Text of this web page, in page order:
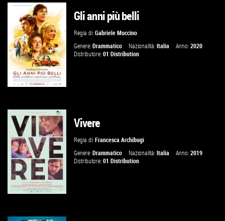
GUARDA IL TRAILER
VAI ALLA SCHEDA
GUARDA IL TRAILER
VAI ALLA SCHEDA
Gli anni più belli
Regia di:Gabriele Muccino
Genere:Drammatico Nazionalità:Italia Anno:2020
Distributore:01 Distribution
Vivere
Regia di:Francesca Archibugi
Genere:Drammatico Nazionalità:Italia Anno:2019
Distributore:01 Distribution